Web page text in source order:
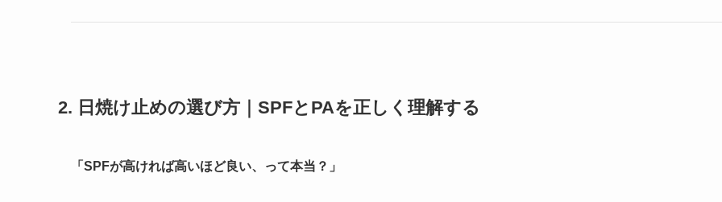
2. 日焼け止めの選び方｜SPFとPAを正しく理解する
「SPFが高ければ高いほど良い、って本当？」